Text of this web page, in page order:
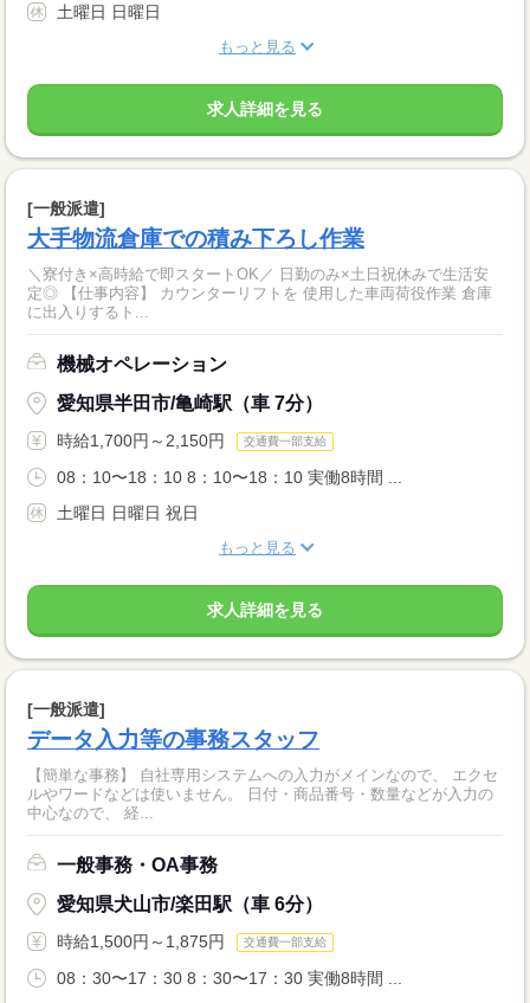
土曜日 日曜日
もっと見る
求人詳細を見る
[一般派遣]
大手物流倉庫での積み下ろし作業
＼寮付き×高時給で即スタートOK／ 日勤のみ×土日祝休みで生活安
定◎ 【仕事内容】 カウンターリフトを 使用した車両荷役作業 倉庫
に出入りするト...
機械オペレーション
愛知県半田市/亀崎駅（車 7分）
時給1,700円～2,150円 交通費一部支給
08：10〜18：10 8：10〜18：10 実働8時間 ...
土曜日 日曜日 祝日
もっと見る
求人詳細を見る
[一般派遣]
データ入力等の事務スタッフ
【簡単な事務】 自社専用システムへの入力がメインなので、 エクセ
ルやワードなどは使いません。 日付・商品番号・数量などが入力の
中心なので、 経...
一般事務・OA事務
愛知県犬山市/楽田駅（車 6分）
時給1,500円～1,875円 交通費一部支給
08：30〜17：30 8：30〜17：30 実働8時間 ...